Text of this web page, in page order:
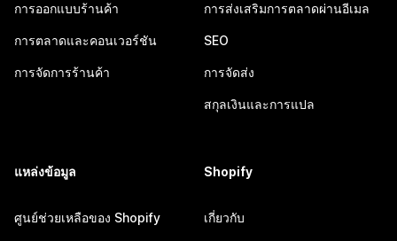
การออกแบบร้านค้า
การตลาดและคอนเวอร์ชัน
การจัดการร้านค้า
การส่งเสริมการตลาดผ่านอีเมล
SEO
การจัดส่ง
สกุลเงินและการแปล
แหล่งข้อมูล
ศูนย์ช่วยเหลือของ Shopify
Shopify
เกี่ยวกับ